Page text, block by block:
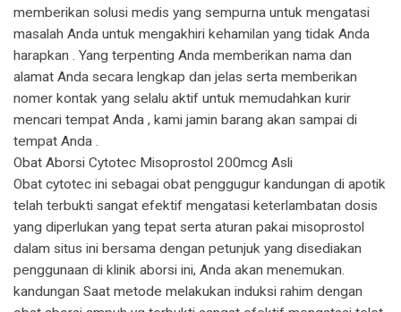
memberikan solusi medis yang sempurna untuk mengatasi
masalah Anda untuk mengakhiri kehamilan yang tidak Anda
harapkan . Yang terpenting Anda memberikan nama dan
alamat Anda secara lengkap dan jelas serta memberikan
nomer kontak yang selalu aktif untuk memudahkan kurir
mencari tempat Anda , kami jamin barang akan sampai di
tempat Anda .
Obat Aborsi Cytotec Misoprostol 200mcg Asli
Obat cytotec ini sebagai obat penggugur kandungan di apotik
telah terbukti sangat efektif mengatasi keterlambatan dosis
yang diperlukan yang tepat serta aturan pakai misoprostol
dalam situs ini bersama dengan petunjuk yang disediakan
penggunaan di klinik aborsi ini, Anda akan menemukan.
kandungan Saat metode melakukan induksi rahim dengan